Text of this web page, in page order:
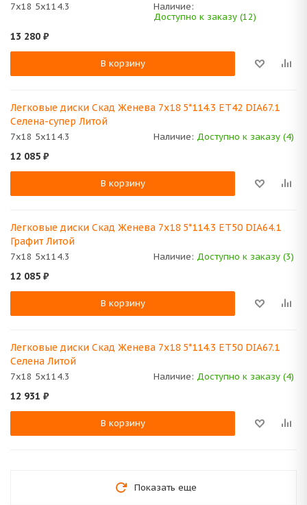
7x18 5x114.3
Наличие:
Доступно к заказу (12)
13 280 ₽
В корзину
Легковые диски Скад Женева 7x18 5*114.3 ET42 DIA67.1
Селена-супер Литой
7x18 5x114.3 Наличие: Доступно к заказу (4)
12 085 ₽
В корзину
Легковые диски Скад Женева 7x18 5*114.3 ET50 DIA64.1
Графит Литой
7x18 5x114.3 Наличие: Доступно к заказу (3)
12 085 ₽
В корзину
Легковые диски Скад Женева 7x18 5*114.3 ET50 DIA67.1
Селена Литой
7x18 5x114.3 Наличие: Доступно к заказу (4)
12 931 ₽
В корзину
Показать еще